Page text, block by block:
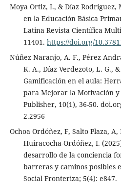
Moya Ortiz, I., & Díaz Rodríguez,
en la Educación Básica
Latina Revista Científica
11401. https://doi.org/
Núñez Naranjo, A. F., Pérez
K. A., Díaz Verdezoto, L. G.,
Gamificación en el aula:
para Mejorar la Motivación
Publisher, 10(1), 36-50.
2.2956
Ochoa Ordóñez, F, Salto Plaza,
Huiracocha-Ordóñez, I.
desarrollo de la conciencia
barreras y caminos posibles
Social Fronteriza; 5(4): e847.